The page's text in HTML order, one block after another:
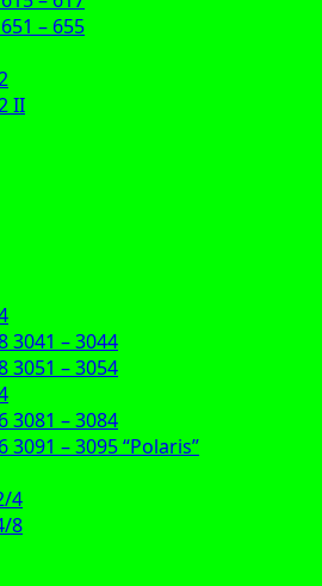
– 655
II
3041 – 3044
3051 – 3054
3081 – 3084
3091 – 3095 “Polaris”
4
8